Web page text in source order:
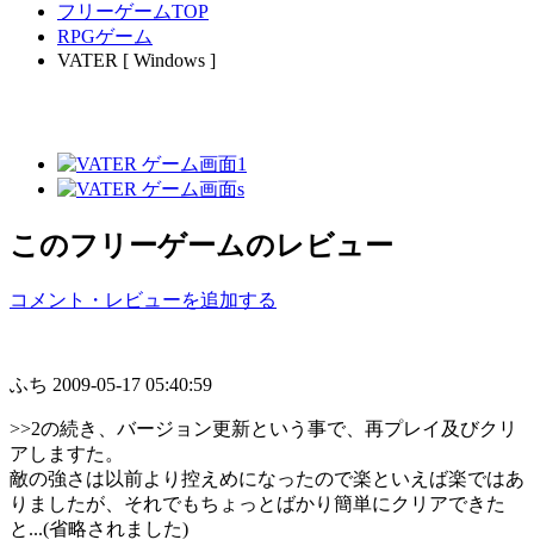
フリーゲームTOP
RPGゲーム
VATER [ Windows ]
このフリーゲームのレビュー
コメント・レビューを追加する
ふち 2009-05-17 05:40:59
>>2の続き、バージョン更新という事で、再プレイ及びクリ
アしますた。
敵の強さは以前より控えめになったので楽といえば楽ではあ
りましたが、それでもちょっとばかり簡単にクリアできた
と...(省略されました)